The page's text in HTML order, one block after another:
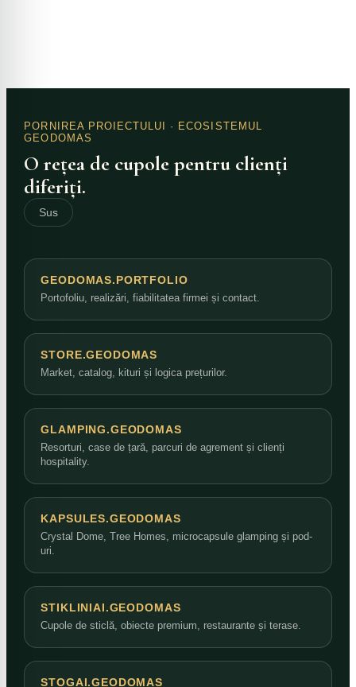
PORNIREA PROIECTULUI · ECOSISTEMUL
GEODOMAS
O rețea de cupole pentru clienți
diferiți.
Sus
GEODOMAS.PORTFOLIO
Portofoliu, realizări, fiabilitatea firmei și contact.
STORE.GEODOMAS
Market, catalog, kituri și logica prețurilor.
GLAMPING.GEODOMAS
Resorturi, case de țară, parcuri de agrement și clienți
hospitality.
KAPSULES.GEODOMAS
Crystal Dome, Tree Homes, microcapsule glamping și pod-
uri.
STIKLINIAI.GEODOMAS
Cupole de sticlă, obiecte premium, restaurante și terase.
STOGAI.GEODOMAS